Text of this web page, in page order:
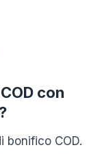
con
bonifico COD.